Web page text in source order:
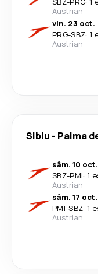
Austrian
vin. 23 oct.
PRG-SBZ· 1
Austrian
Sibiu - Palma
sâm. 10 oct.
SBZ-PMI· 1
Austrian
sâm. 17 oct.
PMI-SBZ· 1
Austrian